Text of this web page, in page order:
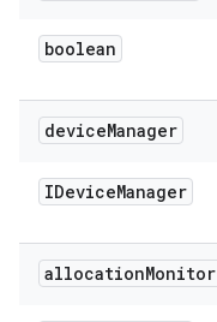
boolean
deviceManager
IDeviceManager
allocationMonitor